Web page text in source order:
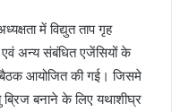
में विद्युत ताप गृह
एवं अन्य संबंधित एजेंसियों के
बैठक आयोजित की गई। जिसमे
ब्रिज बनाने के लिए यथाशीघ्र